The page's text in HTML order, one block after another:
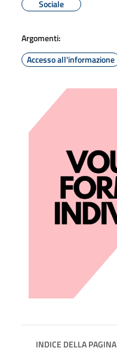
Sociale
Argomenti:
Accesso all'informazione
INDICE DELLA PAGINA